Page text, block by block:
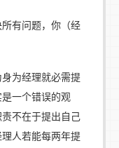
有问题，你（经
为经理就必需提
一个错误的观
不在于提出自己
人若能每两年提